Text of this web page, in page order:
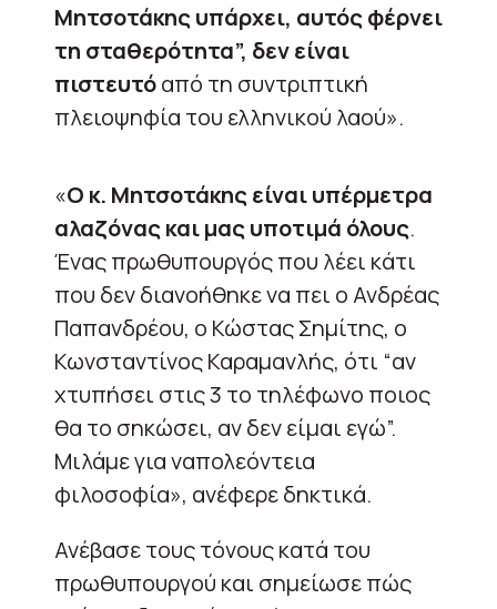
Μητσοτάκης υπάρχει, αυτός φέρνει
τη σταθερότητα”, δεν είναι
πιστευτόαπό τη συντριπτική
πλειοψηφία του ελληνικού λαού».
«Ο κ. Μητσοτάκης είναι υπέρμετρα
αλαζόνας και μας υποτιμά όλους.
Ένας πρωθυπουργός που λέει κάτι
που δεν διανοήθηκε να πει ο Ανδρέας
Παπανδρέου, ο Κώστας Σημίτης, ο
Κωνσταντίνος Καραμανλής, ότι “αν
χτυπήσει στις 3 το τηλέφωνο ποιος
θα το σηκώσει, αν δεν είμαι εγώ”.
Μιλάμε για ναπολεόντεια
φιλοσοφία», ανέφερε δηκτικά.
Ανέβασε τους τόνους κατά του
πρωθυπουργού και σημείωσε πώς